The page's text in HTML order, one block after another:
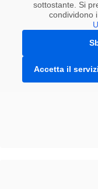
sottostante. Si
condividono
Accetta il